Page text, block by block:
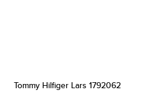
Tommy Hilfiger Lars 1792062